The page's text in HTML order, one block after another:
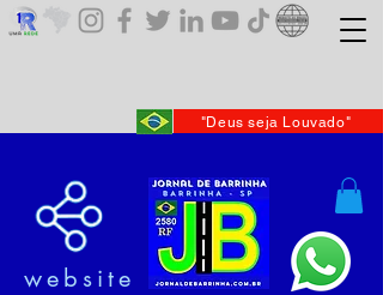
"Deus seja Louvado"
website